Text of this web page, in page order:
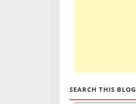
SEARCH THIS BLOG